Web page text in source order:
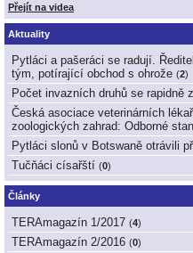
Přejít na videa
Aktuality
Pytláci a pašeráci se radují.
tým, potírající obchod s ohrože (2)
Počet invazních druhů se rapidně
Česká asociace veterinárních
zoologických zahrad: Odborné stan
Pytláci slonů v Botswaně otrávili
Tučňáci císařští (0)
Články
TERAmagazín 1/2017 (4)
TERAmagazín 2/2016 (0)